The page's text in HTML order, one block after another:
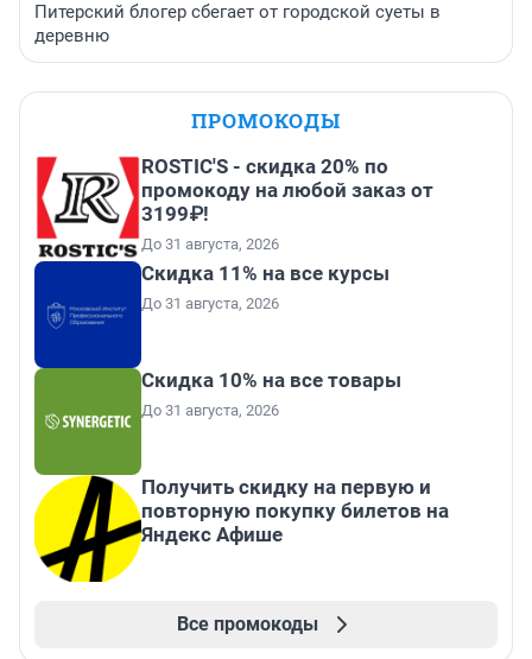
Питерский блогер сбегает от городской суеты в
деревню
ПРОМОКОДЫ
ROSTIC'S - скидка 20% по
промокоду на любой заказ от
3199₽!
До 31 августа, 2026
Скидка 11% на все курсы
До 31 августа, 2026
Скидка 10% на все товары
До 31 августа, 2026
Получить скидку на первую и
повторную покупку билетов на
Яндекс Афише
Все промокоды